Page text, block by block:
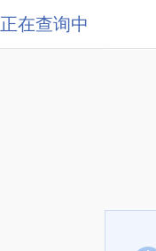
正在查询中